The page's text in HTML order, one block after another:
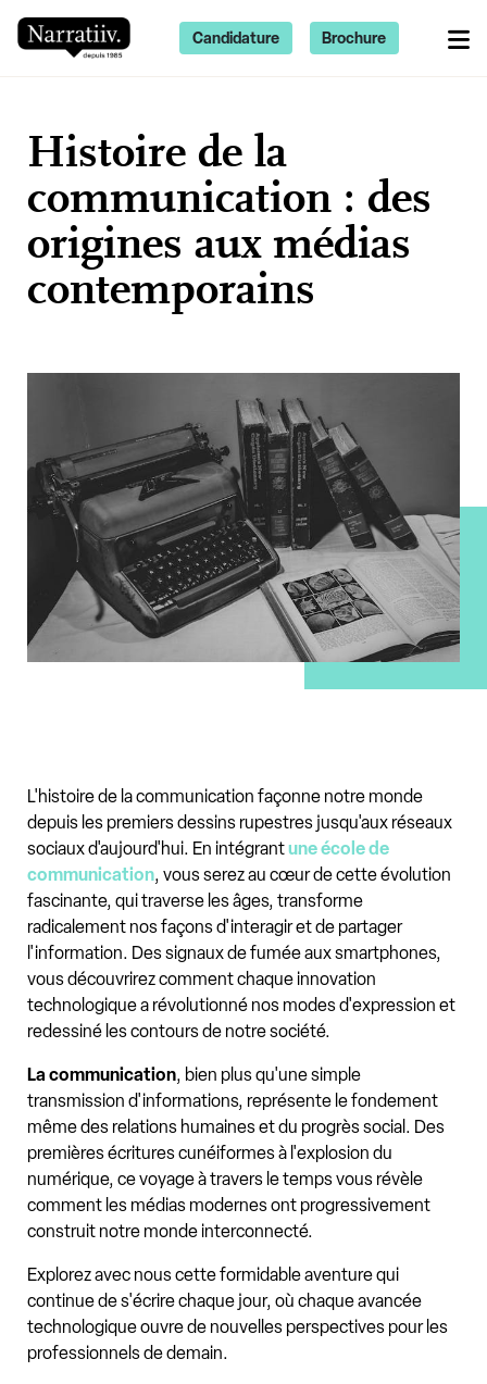
Histoire de la
communication : des
origines aux médias
contemporains
L'histoire de la communication façonne notre monde
depuis les premiers dessins rupestres jusqu'aux réseaux
sociaux d'aujourd'hui. En intégrantune école de
communication, vous serez au cœur de cette évolution
fascinante, qui traverse les âges, transforme
radicalement nos façons d'interagir et de partager
l'information. Des signaux de fumée aux smartphones,
vous découvrirez comment chaque innovation
technologique a révolutionné nos modes d'expression et
redessiné les contours de notre société.
La communication, bien plus qu'une simple
transmission d'informations, représente le fondement
même des relations humaines et du progrès social. Des
premières écritures cunéiformes à l'explosion du
numérique, ce voyage à travers le temps vous révèle
comment les médias modernes ont progressivement
construit notre monde interconnecté.
Explorez avec nous cette formidable aventure qui
continue de s'écrire chaque jour, où chaque avancée
technologique ouvre de nouvelles perspectives pour les
professionnels de demain.
Candidature Brochure